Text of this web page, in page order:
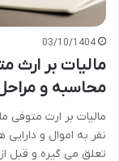
03/10/1404
مالیات بر ارث
محاسبه و
مالیات بر ارث متوفی
نفر به اموال و
تعلق می گیره و قبل